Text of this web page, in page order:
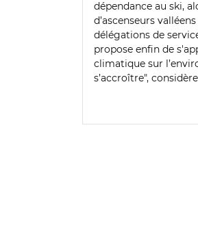
dépendance au ski,
d’ascenseurs
délégations de
propose enfin de
climatique sur
s’accroître",